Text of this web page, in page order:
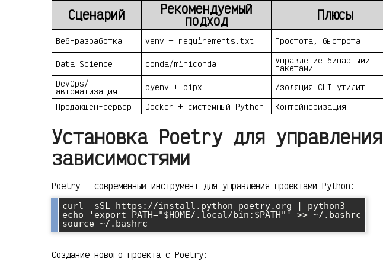
Сценарий Рекомендуемый
подход Плюсы
Веб-разработка venv + requirements.txt Простота, быстрота
Data Science
conda/miniconda Управление бинарными
пакетами
DevOps/
автоматизация pyenv + pipx Изоляция CLI-утилит
Продакшен-сервер
Docker + системный Python Контейнеризация
Установка Poetry для управления
зависимостями
Poetry — современный инструмент для управления проектами Python:
curl -sSL https://install.python-poetry.org | python3 -
echo 'export PATH="$HOME/.local/bin:$PATH"' >> ~/.bashrc
Создание нового проекта с Poetry: